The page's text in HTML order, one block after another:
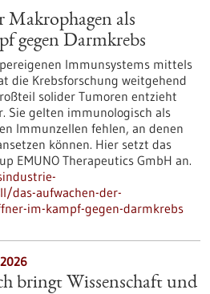
Makrophagen als
gegen Darmkrebs
Immunsystems mittels
die Krebsforschung weitgehend
solider Tumoren entzieht
Sie gelten immunologisch als
Immunzellen fehlen, an denen
können. Hier setzt das
EMUNO Therapeutics GmbH an.
das-aufwachen-der-
im-kampf-gegen-darmkrebs
bringt Wissenschaft und